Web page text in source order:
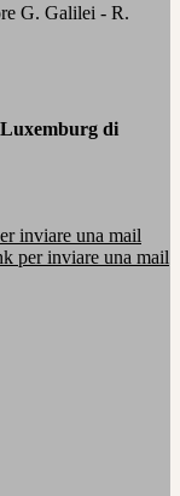
G. Galilei - R.
di
inviare una mail
per inviare una mail